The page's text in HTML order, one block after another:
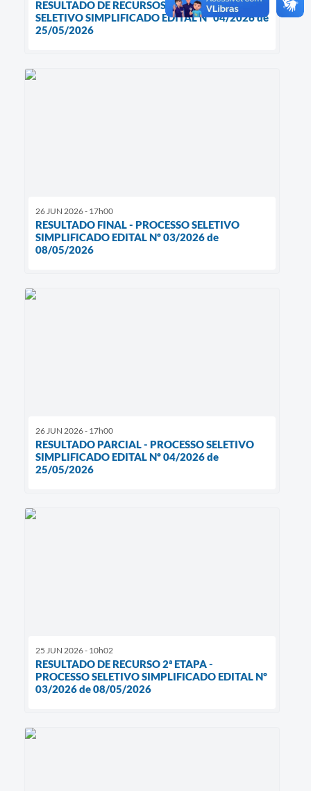
RESULTADO DE RECURSOS - PROCESSO
SELETIVO SIMPLIFICADO EDITAL Nº 04/2026 de
25/05/2026
26 JUN 2026 - 17h00
RESULTADO FINAL - PROCESSO SELETIVO
SIMPLIFICADO EDITAL Nº 03/2026 de
08/05/2026
26 JUN 2026 - 17h00
RESULTADO PARCIAL - PROCESSO SELETIVO
SIMPLIFICADO EDITAL Nº 04/2026 de
25/05/2026
25 JUN 2026 - 10h02
RESULTADO DE RECURSO 2ª ETAPA -
PROCESSO SELETIVO SIMPLIFICADO EDITAL Nº
03/2026 de 08/05/2026